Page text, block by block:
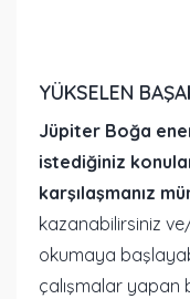
YÜKSELEN
Jüpiter Boğa
istediğiniz
karşılaşmanız
kazanabilirsiniz
okumaya
çalışmalar yapan